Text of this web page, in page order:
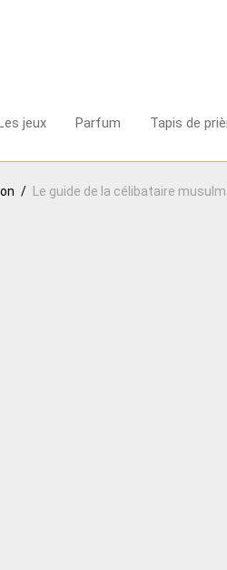
jeux Parfum Tapis de
/ Le guide de la célibataire